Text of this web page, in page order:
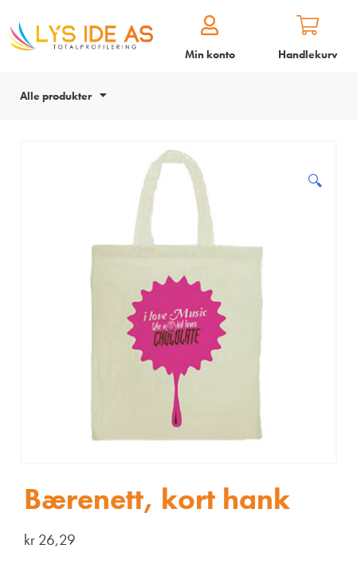
Min konto Handlekurv
Alle produkter
🔍
Bærenett, kort hank
kr 26,29